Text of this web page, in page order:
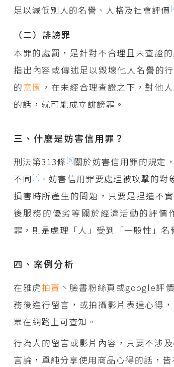
足以減低別人的名譽、人格及社會評價
（二）誹謗罪
本罪的處罰，是針對不合理且未查證
指出內容或傳述足以毀壞他人名譽的
的意圖 ，在未經合理查證之下，對他
的話，就可能成立誹謗罪。
三、什麼是妨害信用罪？
刑法第313條 [6]關於妨害信用罪的規定
不同 [7] 。妨害信用罪要處理被攻擊的對
損害時所產生的問題，只要是捏造不
後服務的優劣等關於經濟活動的評價
罪，則是處理「人」受到「一般性」名
四、案例分析
在雅虎拍賣 丶臉書粉絲頁或google評
務後進行留言，或拍攝影片表達心得
眾在網路上可查知。
行為人的留言或影片內容，只要不涉
言論，單純分享使用商品心得的話，